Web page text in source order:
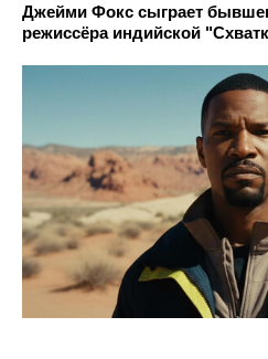
Джейми Фокс сыграет
режиссёра индийской